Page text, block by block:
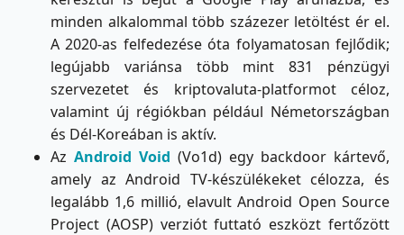
minden alkalommal több százezer letöltést ér el.
A 2020-as felfedezése óta folyamatosan fejlődik;
legújabb variánsa több mint 831 pénzügyi
szervezetet és kriptovaluta-platformot céloz,
valamint új régiókban például Németországban
és Dél-Koreában is aktív.
Az Android Void (Vo1d) egy backdoor kártevő,
amely az Android TV-készülékeket célozza, és
legalább 1,6 millió, elavult Android Open Source
Project (AOSP) verziót futtató eszközt fertőzött